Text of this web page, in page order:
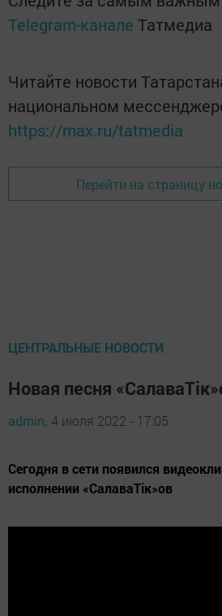
Telegram-канале Татмедиа
Читайте новости
национальном
https://max.ru/tatmedia
Перейти на страницу
ЦЕНТРАЛЬНЫЕ НОВОСТИ
Новая песня
admin, 4 июля 2022 - 17:05
Сегодня в сети появился
исполнении «СалаваТік»ов